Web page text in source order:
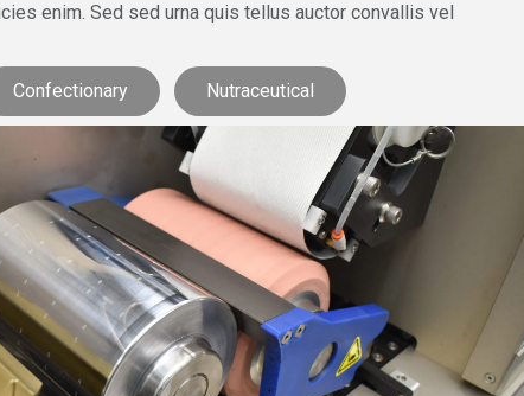
enim. Sed sed urna quis tellus auctor convallis vel
Confectionary Nutraceutical